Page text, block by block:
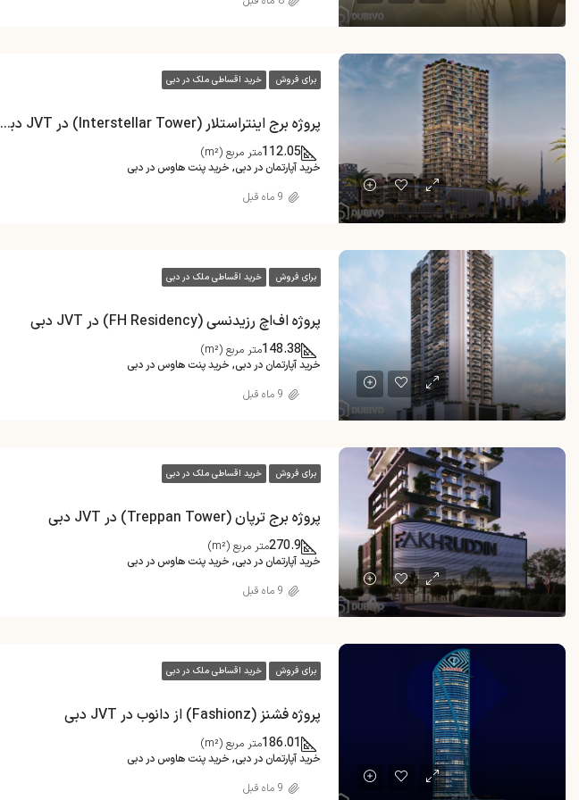
برای فروش خرید اقساطی ملک در دبی
پروژه برج اینتراستلار (Interstellar Tower) در JVT دبی (لانچ جدید)
112.05متر مربع (m²)
خرید آپارتمان در دبی, خرید پنت هاوس در دبی
9 ماه قبل
برای فروش خرید اقساطی ملک در دبی
پروژه اف‌اچ رزیدنسی (FH Residency) در JVT دبی
148.38متر مربع (m²)
خرید آپارتمان در دبی, خرید پنت هاوس در دبی
9 ماه قبل
برای فروش خرید اقساطی ملک در دبی
پروژه برج ترپان (Treppan Tower) در JVT دبی
270.9متر مربع (m²)
خرید آپارتمان در دبی, خرید پنت هاوس در دبی
9 ماه قبل
برای فروش خرید اقساطی ملک در دبی
پروژه فشنز (Fashionz) از دانوب در JVT دبی
186.01متر مربع (m²)
خرید آپارتمان در دبی, خرید پنت هاوس در دبی
9 ماه قبل